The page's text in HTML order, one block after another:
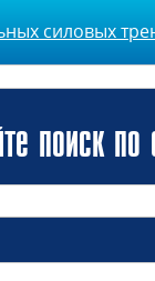
силовых
поиск по